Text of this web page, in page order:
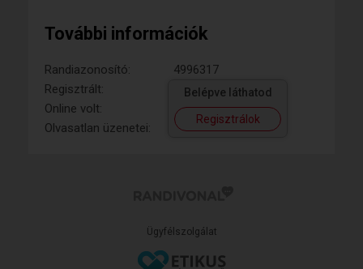
További információk
Randiazonosító:
4996317
Regisztrált:
Online volt:
Olvasatlan üzenetei:
Belépve láthatod
Regisztrálok
Ügyfélszolgálat